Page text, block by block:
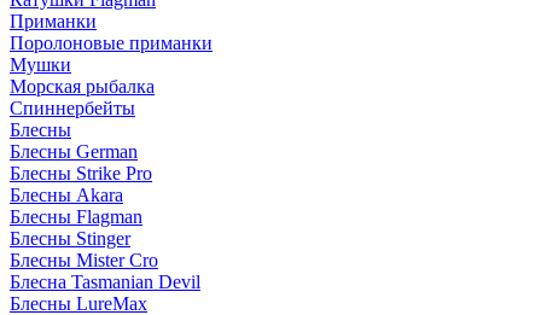
Приманки
Поролоновые приманки
Мушки
Морская рыбалка
Спиннербейты
Блесны
Блесны German
Блесны Strike Pro
Блесны Akara
Блесны Flagman
Блесны Stinger
Блесны Mister Cro
Блесна Tasmanian Devil
Блесны LureMax